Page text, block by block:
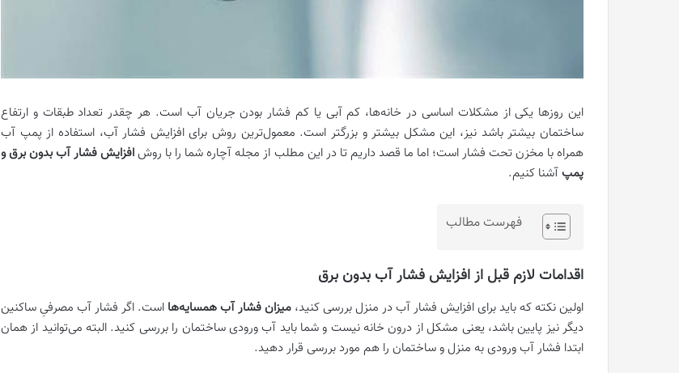
این روزها یکی از مشکلات اساسی در خانه‌ها، کم آبی یا کم فشار بودن جریان آب است. هر چقدر تعداد طبقات و ارتفاع
ساختمان بیشتر باشد نیز، این مشکل بیشتر و بزرگتر است. معمول‌ترین روش برای افزایش فشار آب، استفاده از پمپ آب
همراه با مخزن تحت فشار است؛ اما ما قصد داریم تا در این مطلب از مجله آچاره شما را با روشافزایش فشار آب بدون برق و
پمپآشنا کنیم.
فهرست مطالب
اقدامات لازم قبل از افزایش فشار آب بدون برق
اولین نکته که باید برای افزایش فشار آب در منزل بررسی کنید، میزان فشار آب همسایه‌ها است. اگر فشار آب مصرفیِ ساکنین
دیگر نیز پایین باشد، یعنی مشکل از درون خانه نیست و شما باید آب ورودی ساختمان را بررسی کنید. البته می‌توانید از همان
ابتدا فشار آب ورودی به منزل و ساختمان را هم مورد بررسی قرار دهید.